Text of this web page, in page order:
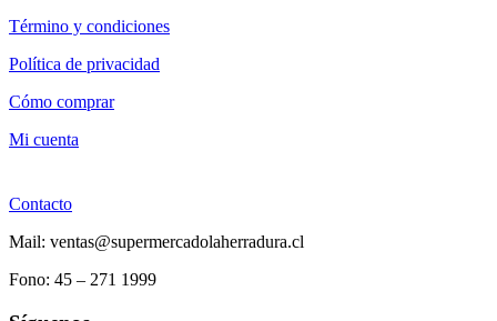
Término y condiciones
Política de privacidad
Cómo comprar
Mi cuenta
Contacto
Mail: ventas@supermercadolaherradura.cl
Fono: 45 – 271 1999